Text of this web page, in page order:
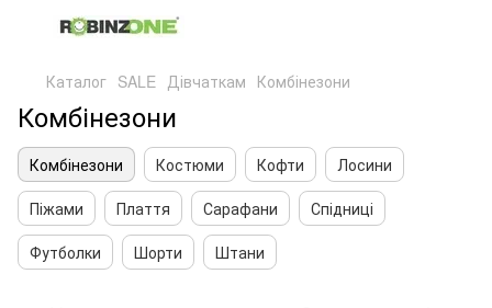
Каталог SALE Дівчаткам Комбінезони
Комбінезони
Комбінезони Костюми Кофти
Лосини
Піжами
Плаття Сарафани
Спідниці
Футболки
Шорти Штани